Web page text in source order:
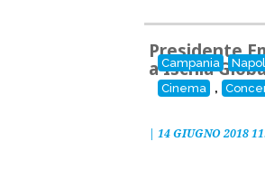
Campania
Cinema
,
Presidente
a Ischia
| 14 GIUGNO 2018